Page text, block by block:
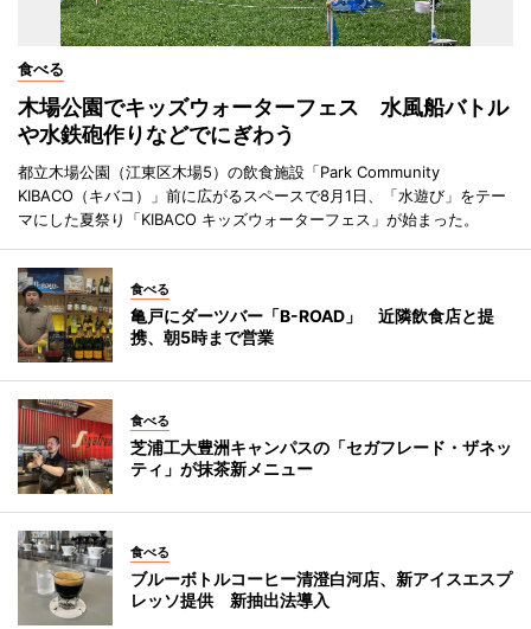
食べる
木場公園でキッズウォーターフェス 水風船バトル
や水鉄砲作りなどでにぎわう
都立木場公園（江東区木場5）の飲食施設「Park Community
KIBACO（キバコ）」前に広がるスペースで8月1日、「水遊び」をテー
マにした夏祭り「KIBACO キッズウォーターフェス」が始まった。
食べる
亀戸にダーツバー「B-ROAD」 近隣飲食店と提
携、朝5時まで営業
食べる
芝浦工大豊洲キャンパスの「セガフレード・ザネッ
ティ」が抹茶新メニュー
食べる
ブルーボトルコーヒー清澄白河店、新アイスエスプ
レッソ提供 新抽出法導入